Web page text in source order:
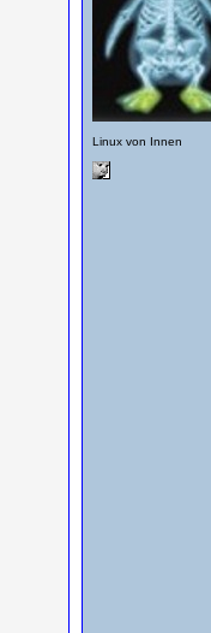
Linux von Innen